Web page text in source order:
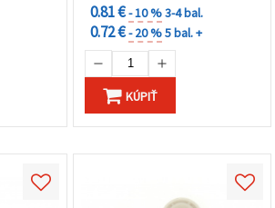
0.81 €- 10 %3-4 bal.
0.72 €- 20 %5 bal. +
KÚPIŤ